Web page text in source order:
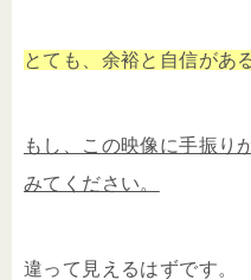
とても、余裕と自信があ
もし、この映像に手振り
みてください。
違って見えるはずです。